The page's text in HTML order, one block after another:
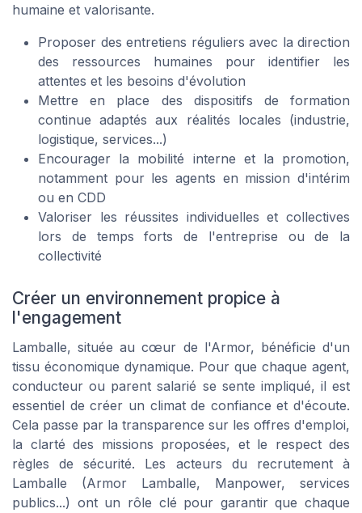
humaine et valorisante.
Proposer des entretiens réguliers avec la direction
des ressources humaines pour identifier les
attentes et les besoins d'évolution
Mettre en place des dispositifs de formation
continue adaptés aux réalités locales (industrie,
logistique, services...)
Encourager la mobilité interne et la promotion,
notamment pour les agents en mission d'intérim
ou en CDD
Valoriser les réussites individuelles et collectives
lors de temps forts de l'entreprise ou de la
collectivité
Créer un environnement propice à
l'engagement
Lamballe, située au cœur de l'Armor, bénéficie d'un
tissu économique dynamique. Pour que chaque agent,
conducteur ou parent salarié se sente impliqué, il est
essentiel de créer un climat de confiance et d'écoute.
Cela passe par la transparence sur les offres d'emploi,
la clarté des missions proposées, et le respect des
règles de sécurité. Les acteurs du recrutement à
Lamballe (Armor Lamballe, Manpower, services
publics...) ont un rôle clé pour garantir que chaque